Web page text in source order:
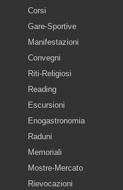
Corsi
Gare-Sportive
Manifestazioni
Convegni
Riti-Religiosi
Reading
Escursioni
Enogastronomia
Raduni
Memoriali
Mostre-Mercato
Rievocazioni